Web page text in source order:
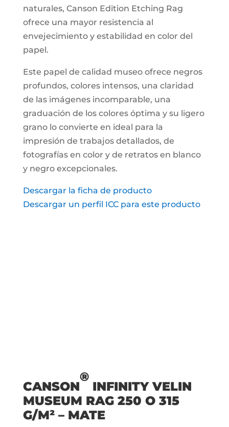
naturales, Canson Edition Etching Rag
ofrece una mayor resistencia al
envejecimiento y estabilidad en color del
papel.
Este papel de calidad museo ofrece negros
profundos, colores intensos, una claridad
de las imágenes incomparable, una
graduación de los colores óptima y su ligero
grano lo convierte en ideal para la
impresión de trabajos detallados, de
fotografías en color y de retratos en blanco
y negro excepcionales.
Descargar la ficha de producto
Descargar un perfil ICC para este producto
CANSON
®
INFINITY VELIN
MUSEUM RAG 250 O 315
G/M² – MATE